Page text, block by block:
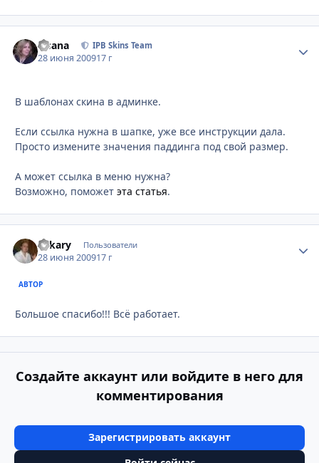
Fisana IPB Skins Team
28 июня 200917 г
В шаблонах скина в админке.
Если ссылка нужна в шапке, уже все инструкции дала.
Просто измените значения паддинга под свой размер.
А может ссылка в меню нужна?
Возможно, поможет эта статья.
Lekary Пользователи
28 июня 200917 г
АВТОР
Большое спасибо!!! Всё работает.
Создайте аккаунт или войдите в него для
комментирования
Зарегистрировать аккаунт